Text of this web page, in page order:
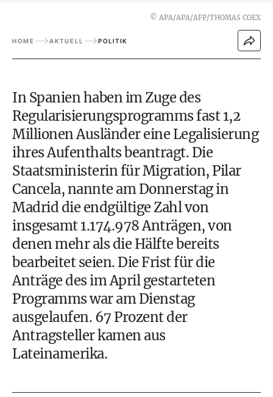
© APA/APA/AFP/THOMAS COEX
HOME AKTUELL POLITIK
In Spanien haben im Zuge des
Regularisierungsprogramms fast 1,2
Millionen Ausländer eine Legalisierung
ihres Aufenthalts beantragt. Die
Staatsministerin für Migration, Pilar
Cancela, nannte am Donnerstag in
Madrid die endgültige Zahl von
insgesamt 1.174.978 Anträgen, von
denen mehr als die Hälfte bereits
bearbeitet seien. Die Frist für die
Anträge des im April gestarteten
Programms war am Dienstag
ausgelaufen. 67 Prozent der
Antragsteller kamen aus
Lateinamerika.